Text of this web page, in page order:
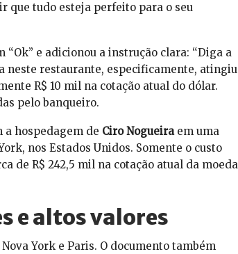
que tudo esteja perfeito para o seu
e adicionou a instrução clara: “Diga a
neste restaurante, especificamente, atingiu
R$ 10 mil na cotação atual do dólar.
pelo banqueiro.
a hospedagem de Ciro Nogueiraem uma
nos Estados Unidos. Somente o custo
de R$ 242,5 mil na cotação atual da
e altos valores
York e Paris. O documento também